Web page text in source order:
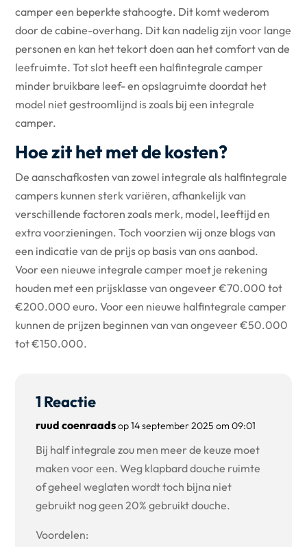
camper een beperkte stahoogte. Dit komt wederom
door de cabine-overhang. Dit kan nadelig zijn voor lange
personen en kan het tekort doen aan het comfort van de
leefruimte. Tot slot heeft een halfintegrale camper
minder bruikbare leef- en opslagruimte doordat het
model niet gestroomlijnd is zoals bij een integrale
camper.
Hoe zit het met de kosten?
De aanschafkosten van zowel integrale als halfintegrale
campers kunnen sterk variëren, afhankelijk van
verschillende factoren zoals merk, model, leeftijd en
extra voorzieningen. Toch voorzien wij onze blogs van
een indicatie van de prijs op basis van ons aanbod.
Voor een nieuwe integrale camper moet je rekening
houden met een prijsklasse van ongeveer €70.000 tot
€200.000 euro. Voor een nieuwe halfintegrale camper
kunnen de prijzen beginnen van van ongeveer €50.000
tot €150.000.
1 Reactie
ruud coenraadsop 14 september 2025 om 09:01
Bij half integrale zou men meer de keuze moet
maken voor een. Weg klapbard douche ruimte
of geheel weglaten wordt toch bijna niet
gebruikt nog geen 20% gebruikt douche.
Voordelen: